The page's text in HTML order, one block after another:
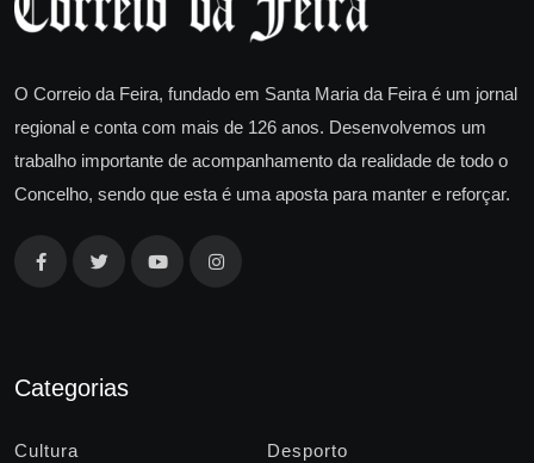
O Correio da Feira, fundado em Santa Maria da Feira é um jornal
regional e conta com mais de 126 anos. Desenvolvemos um
trabalho importante de acompanhamento da realidade de todo o
Concelho, sendo que esta é uma aposta para manter e reforçar.
Categorias
Cultura Desporto